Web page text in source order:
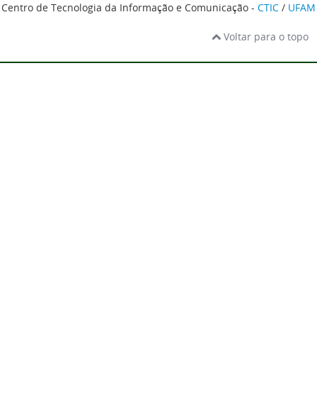
Centro de Tecnologia da Informação e Comunicação - CTIC / UFAM
Voltar para o topo